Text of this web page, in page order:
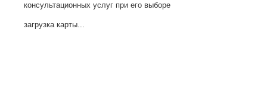
консультационных услуг при его выборе
загрузка карты...